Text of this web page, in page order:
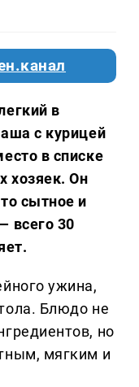
в
с курицей
в списке
хозяек. Он
сытное и
всего 30
ужина,
Блюдо не
но
мягким и